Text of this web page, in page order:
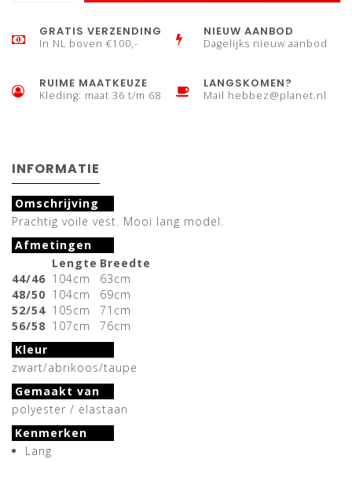
GRATIS VERZENDING
In NL boven €100,-
NIEUW AANBOD
Dagelijks nieuw aanbod
RUIME MAATKEUZE
Kleding: maat 36 t/m 68
LANGSKOMEN?
Mail hebbez@planet.nl
INFORMATIE
Omschrijving
Prachtig voile vest. Mooi lang model.
Afmetingen
Lengte Breedte
44/46 104cm
63cm
48/50 104cm
69cm
52/54 105cm
71cm
56/58 107cm
76cm
Kleur
zwart/abrikoos/taupe
Gemaakt van
polyester / elastaan
Kenmerken
Lang